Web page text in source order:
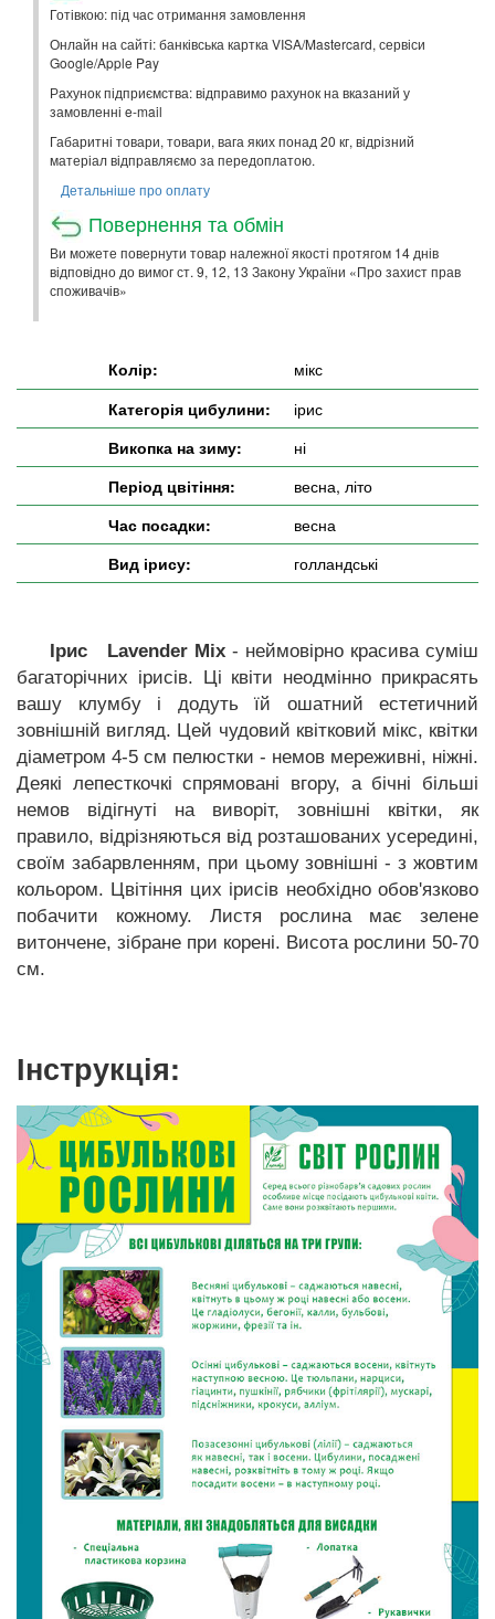
Готівкою: під час отримання замовлення
Онлайн на сайті: банківська картка VISA/Mastercard, сервіси
Google/Apple Pay
Рахунок підприємства: відправимо рахунок на вказаний у
замовленні e-mail
Габаритні товари, товари, вага яких понад 20 кг, відрізний
матеріал відправляємо за передоплатою.
Детальніше про оплату
Повернення та обмін
Ви можете повернути товар належної якості протягом 14 днів
відповідно до вимог ст. 9, 12, 13 Закону України «Про захист прав
споживачів»
Колір:
мікс
Категорія цибулини:
ірис
Викопка на зиму:
ні
Період цвітіння:
весна, літо
Час посадки:
весна
Вид ірису:
голландські
Ірис Lavender Mix - неймовірно красива суміш
багаторічних ірисів. Ці квіти неодмінно прикрасять
вашу клумбу і додуть їй ошатний естетичний
зовнішній вигляд. Цей чудовий квітковий мікс, квітки
діаметром 4-5 см пелюстки - немов мереживні, ніжні.
Деякі лепесткочкі спрямовані вгору, а бічні більші
немов відігнуті на виворіт, зовнішні квітки, як
правило, відрізняються від розташованих усередині,
своїм забарвленням, при цьому зовнішні - з жовтим
кольором. Цвітіння цих ірисів необхідно обов'язково
побачити кожному. Листя рослина має зелене
витончене, зібране при корені. Висота рослини 50-70
см.
Інструкція: